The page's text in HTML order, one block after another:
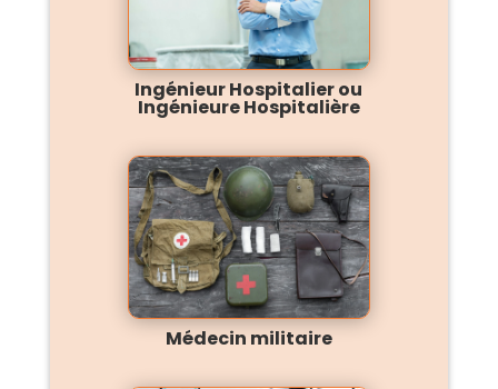
Ingénieur Hospitalier ou
Ingénieure Hospitalière
Médecin militaire